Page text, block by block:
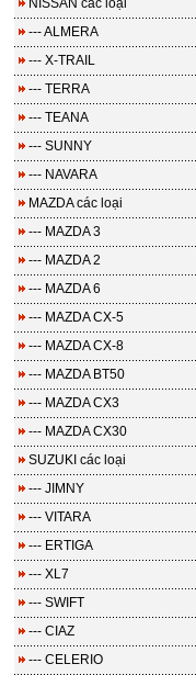
NISSAN các loại
--- ALMERA
--- X-TRAIL
--- TERRA
--- TEANA
--- SUNNY
--- NAVARA
MAZDA các loại
--- MAZDA 3
--- MAZDA 2
--- MAZDA 6
--- MAZDA CX-5
--- MAZDA CX-8
--- MAZDA BT50
--- MAZDA CX3
--- MAZDA CX30
SUZUKI các loại
--- JIMNY
--- VITARA
--- ERTIGA
--- XL7
--- SWIFT
--- CIAZ
--- CELERIO